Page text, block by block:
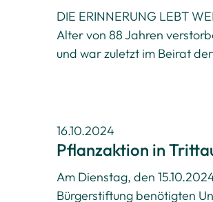
DIE ERINNERUNG LEBT
Alter von 88 Jahren
und war zuletzt im Beirat
16.10.2024
Pflanzaktion in
Am Dienstag, den
Bürgerstiftung benötigten